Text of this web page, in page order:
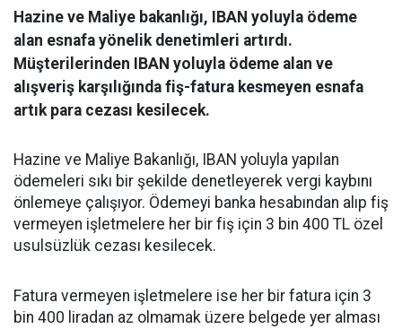
Hazine ve Maliye bakanlığı, IBAN yoluyla ödeme
alan esnafa yönelik denetimleri artırdı.
Müşterilerinden IBAN yoluyla ödeme alan ve
alışveriş karşılığında fiş-fatura kesmeyen esnafa
artık para cezası kesilecek.
Hazine ve Maliye Bakanlığı, IBAN yoluyla yapılan
ödemeleri sıkı bir şekilde denetleyerek vergi kaybını
önlemeye çalışıyor. Ödemeyi banka hesabından alıp fiş
vermeyen işletmelere her bir fiş için 3 bin 400 TL özel
usulsüzlük cezası kesilecek.
Fatura vermeyen işletmelere ise her bir fatura için 3
bin 400 liradan az olmamak üzere belgede yer alması